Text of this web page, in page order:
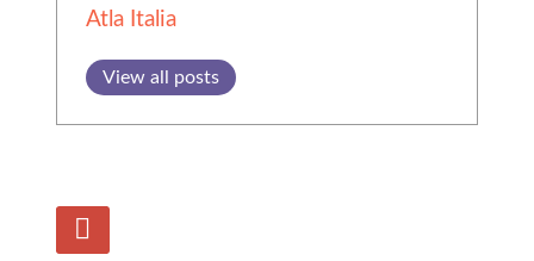
Atla Italia
View all posts